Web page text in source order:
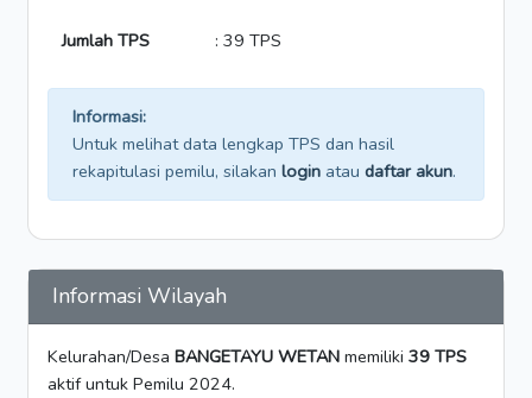
Jumlah TPS : 39 TPS
Informasi:
Untuk melihat data lengkap TPS dan hasil
rekapitulasi pemilu, silakan login atau daftar akun.
Informasi Wilayah
Kelurahan/Desa BANGETAYU WETAN memiliki 39 TPS
aktif untuk Pemilu 2024.